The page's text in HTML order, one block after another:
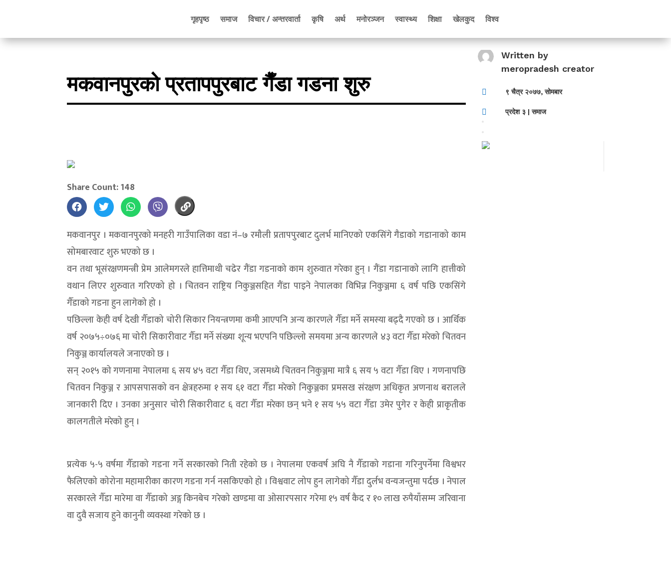
गृहपृष्ठ समाज विचार / अन्तरवार्ता कृषि अर्थ मनोरञ्जन स्वास्थ्य शिक्षा खेलकुद विश्व
मकवानपुरको प्रतापपुरबाट गैँडा गडना शुरु
Written by
meropradesh creator
 ९ चैत्र २०७७, सोमबार
 प्रदेश ३ |समाज
Share Count: 148
मकवानपुर । मकवानपुरको मनहरी गाउँपालिका वडा नं–७ रमौली प्रतापपुरबाट दुलर्भ मानिएको एकसिंगे गैडाको गडानाको काम
सोमबारवाट शुरु भएको छ ।
वन तथा भूसंरक्षणमन्त्री प्रेम आलेमगरले हात्तिमाथी चढेर गैंडा गडनाको काम शुरुवात गरेका हुन् । गैंडा गडानाको लागि हात्तीको
वथान लिएर शुरुवात गरिएको हो । चितवन राष्ट्रिय निकुञ्जसहित गैंडा पाइने नेपालका विभिन्न निकुञ्जमा ६ वर्ष पछि एकसिंगे
गैँडाको गडना हुन लागेको हो ।
पछिल्ला केही वर्ष देखी गैँडाको चोरी सिकार नियन्त्रणमा कमी आएपनि अन्य कारणले गैँडा मर्ने समस्या बढ्दै गएको छ । आर्थिक
वर्ष २०७५÷०७६ मा चोरी सिकारीवाट गैँडा मर्ने संख्या शून्य भएपनि पछिल्लो समयमा अन्य कारणले ४३ वटा गैँडा मरेको चितवन
निकुञ्ज कार्यालयले जनाएको छ ।
सन् २०१५ को गणनामा नेपालमा ६ सय ४५ वटा गैँडा थिए, जसमध्ये चितवन निकुञ्जमा मात्रै ६ सय ५ वटा गैँडा थिए । गणनापछि
चितवन निकुञ्ज र आपसपासको वन क्षेत्रहरुमा १ सय ६१ वटा गैँडा मरेको निकुञ्जका प्रमसख संरक्षण अधिकृत अणनाथ बरालले
जानकारी दिए । उनका अनुसार चोरी सिकारीवाट ६ वटा गैँडा मरेका छन् भने १ सय ५५ वटा गैँडा उमेर पुगेर र केही प्राकृतीक
कालगतीले मरेको हुन् ।
प्रत्येक ५-५ वर्षमा गैँडाको गडना गर्ने सरकारको निती रहेको छ । नेपालमा एकवर्ष अघि नै गैँडाको गडाना गरिनुपर्नेमा विश्वभर
फैलिएको कोरोना महामारीका कारण गडना गर्न नसकिएको हो । विश्ववाट लोप हुन लागेको गैँडा दुर्लभ वन्यजन्तुमा पर्दछ । नेपाल
सरकारले गैँडा मारेमा वा गैँडाको अङ्ग किनबेच गरेको खण्डमा वा ओसारपसार गरेमा १५ वर्ष कैद र १० लाख रुपैयाँसम्म जरिवाना
वा दुवै सजाय हुने कानुनी व्यवस्था गरेको छ ।